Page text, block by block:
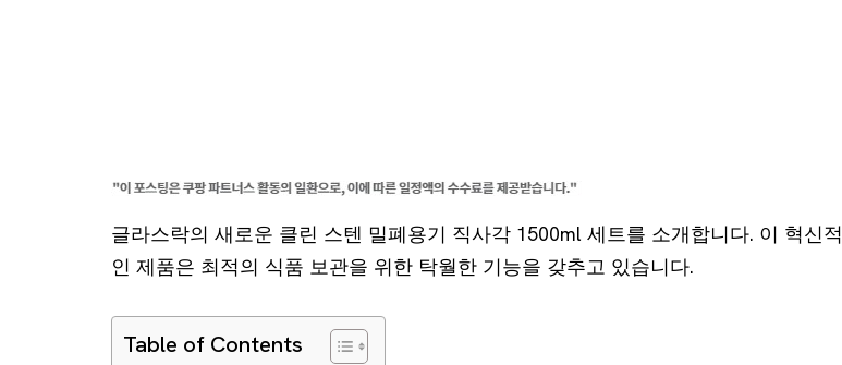
글라스락의 새로운 클린 스텐 밀폐용기 직사각 1500ml 세트를 소개합니다. 이 혁신적
인 제품은 최적의 식품 보관을 위한 탁월한 기능을 갖추고 있습니다.
Table of Contents